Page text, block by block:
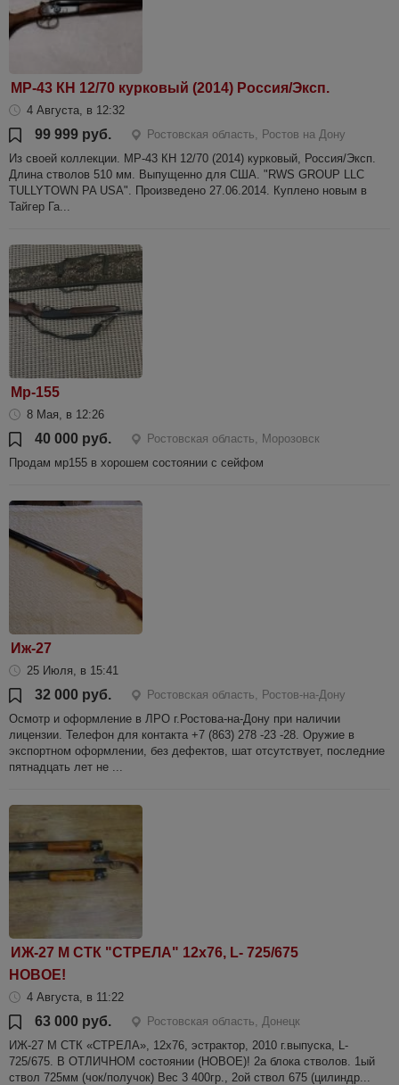
МР-43 КН 12/70 курковый (2014) Россия/Эксп.
4 Августа, в 12:32
99 999 руб.
Ростовская область, Ростов на Дону
Из своей коллекции. МР-43 КН 12/70 (2014) курковый, Россия/Эксп.
Длина стволов 510 мм. Выпущенно для США. "RWS GROUP LLC
TULLYTOWN PA USA". Произведено 27.06.2014. Куплено новым в
Тайгер Га...
Мр-155
8 Мая, в 12:26
40 000 руб.
Ростовская область, Морозовск
Продам мр155 в хорошем состоянии с сейфом
Иж-27
25 Июля, в 15:41
32 000 руб.
Ростовская область, Ростов-на-Дону
Осмотр и оформление в ЛРО г.Ростова-на-Дону при наличии
лицензии. Телефон для контакта +7 (863) 278 -23 -28. Оружие в
экспортном оформлении, без дефектов, шат отсутствует, последние
пятнадцать лет не ...
ИЖ-27 М СТК "СТРЕЛА" 12х76, L- 725/675
НОВОЕ!
4 Августа, в 11:22
63 000 руб.
Ростовская область, Донецк
ИЖ-27 М СТК «СТРЕЛА», 12х76, эстрактор, 2010 г.выпуска, L-
725/675. В ОТЛИЧНОМ состоянии (НОВОЕ)! 2а блока стволов. 1ый
ствол 725мм (чок/получок) Вес 3 400гр., 2ой ствол 675 (цилиндр...